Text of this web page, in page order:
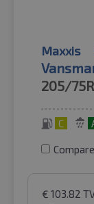
Maxxis
205/
C
€ 103.82